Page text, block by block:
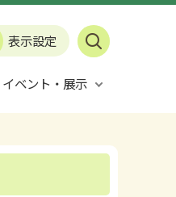
表示設定
イベント・展示